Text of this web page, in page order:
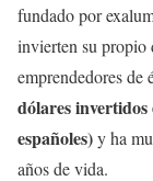
fundado por
invierten su propio
emprendedores de
dólares
españoles)y ha
años de vida.